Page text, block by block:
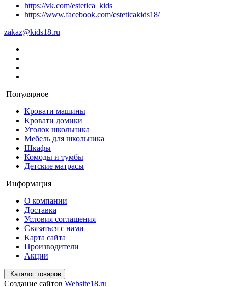
https://vk.com/estetica_kids
https://www.facebook.com/esteticakids18/
zakaz@kids18.ru
Популярное
Кровати машины
Кровати домики
Уголок школьника
Мебель для школьника
Шкафы
Комоды и тумбы
Детские матрасы
Информация
О компании
Доставка
Условия соглашения
Связаться с нами
Карта сайта
Производители
Акции
Каталог товаров
Создание сайтов Website18.ru